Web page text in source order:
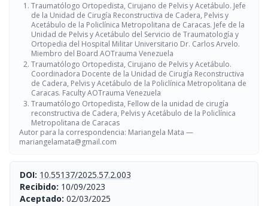
Traumatólogo Ortopedista, Cirujano de Pelvis y Acetábulo. Jefe
de la Unidad de Cirugía Reconstructiva de Cadera, Pelvis y
Acetábulo de la Policlínica Metropolitana de Caracas. Jefe de la
Unidad de Pelvis y Acetábulo del Servicio de Traumatología y
Ortopedia del Hospital Militar Universitario Dr. Carlos Arvelo.
Miembro del Board AOTrauma Venezuela
Traumatólogo Ortopedista, Cirujano de Pelvis y Acetábulo.
Coordinadora Docente de la Unidad de Cirugía Reconstructiva
de Cadera, Pelvis y Acetábulo de la Policlínica Metropolitana de
Caracas. Faculty AOTrauma Venezuela
Traumatólogo Ortopedista, Fellow de la unidad de cirugía
reconstructiva de Cadera, Pelvis y Acetábulo de la Policlínica
Metropolitana de Caracas
Autor para la correspondencia: Mariangela Mata —
mariangelamata@gmail.com
DOI: 10.55137/2025.57.2.003
Recibido: 10/09/2023
Aceptado: 02/03/2025